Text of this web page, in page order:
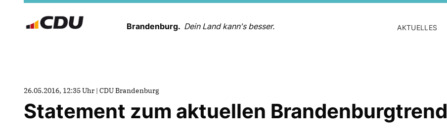
Brandenburg. Dein Land kann's besser. AKTUELLES
26.05.2016, 12:35 Uhr | CDU Brandenburg
Statement zum aktuellen Brandenburgtrend